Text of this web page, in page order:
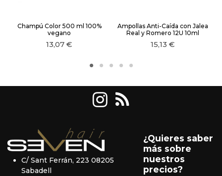
Champú Color 500 ml 100%
vegano
13,07 €
Ampollas Anti-Caída con Jalea
Real y Romero 12U 10ml
15,13 €
C/ Sant Ferrán, 223 08205
Sabadell
¿Quieres saber
más sobre
nuestros
precios?